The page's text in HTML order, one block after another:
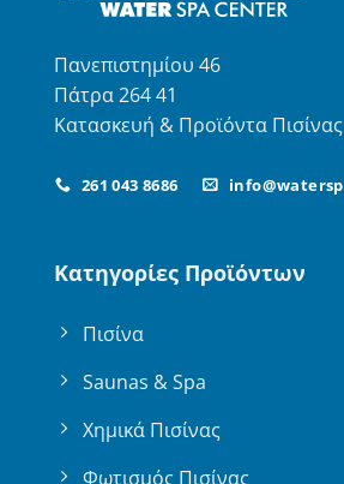
Πανεπιστημίου 46
Πάτρα 264 41
Κατασκευή & Προϊόντα Πισίνας
261 043 8686
Κατηγορίες Προϊόντων
Πισίνα
Saunas & Spa
Χημικά Πισίνας
Φωτισμός Πισίνας